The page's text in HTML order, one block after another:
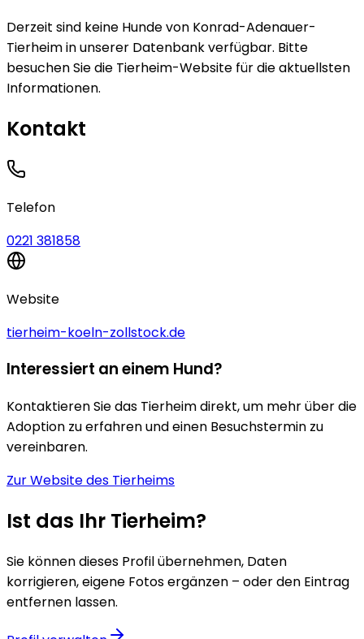
Derzeit sind keine Hundevon Konrad-Adenauer-
Tierheimin unserer Datenbank verfügbar. Bitte
besuchen Sie die Tierheim-Website für die aktuellsten
Informationen.
Kontakt
Telefon
0221 381858
Website
tierheim-koeln-zollstock.de
Interessiert an einem Hund?
Kontaktieren Sie das Tierheim direkt, um mehr über die
Adoption zu erfahren und einen Besuchstermin zu
vereinbaren.
Zur Website des Tierheims
Ist das Ihr Tierheim?
Sie können dieses Profil übernehmen, Daten
korrigieren, eigene Fotos ergänzen – oder den Eintrag
entfernen lassen.